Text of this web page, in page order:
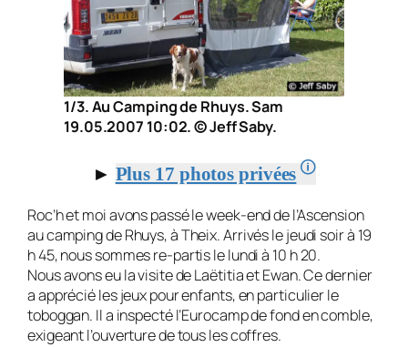
1/3. Au Camping de Rhuys. Sam
19.05.2007 10:02. © Jeff Saby.
► Plus 17 photos privées 🛈
Roc’h et moi avons passé le week-end de l’Ascension
au camping de Rhuys, à Theix. Arrivés le jeudi soir à 19
h 45, nous sommes re-partis le lundi à 10 h 20.
Nous avons eu la visite de Laëtitia et Ewan. Ce dernier
a apprécié les jeux pour enfants, en particulier le
toboggan. Il a inspecté l’Eurocamp de fond en comble,
exigeant l’ouverture de tous les coffres.